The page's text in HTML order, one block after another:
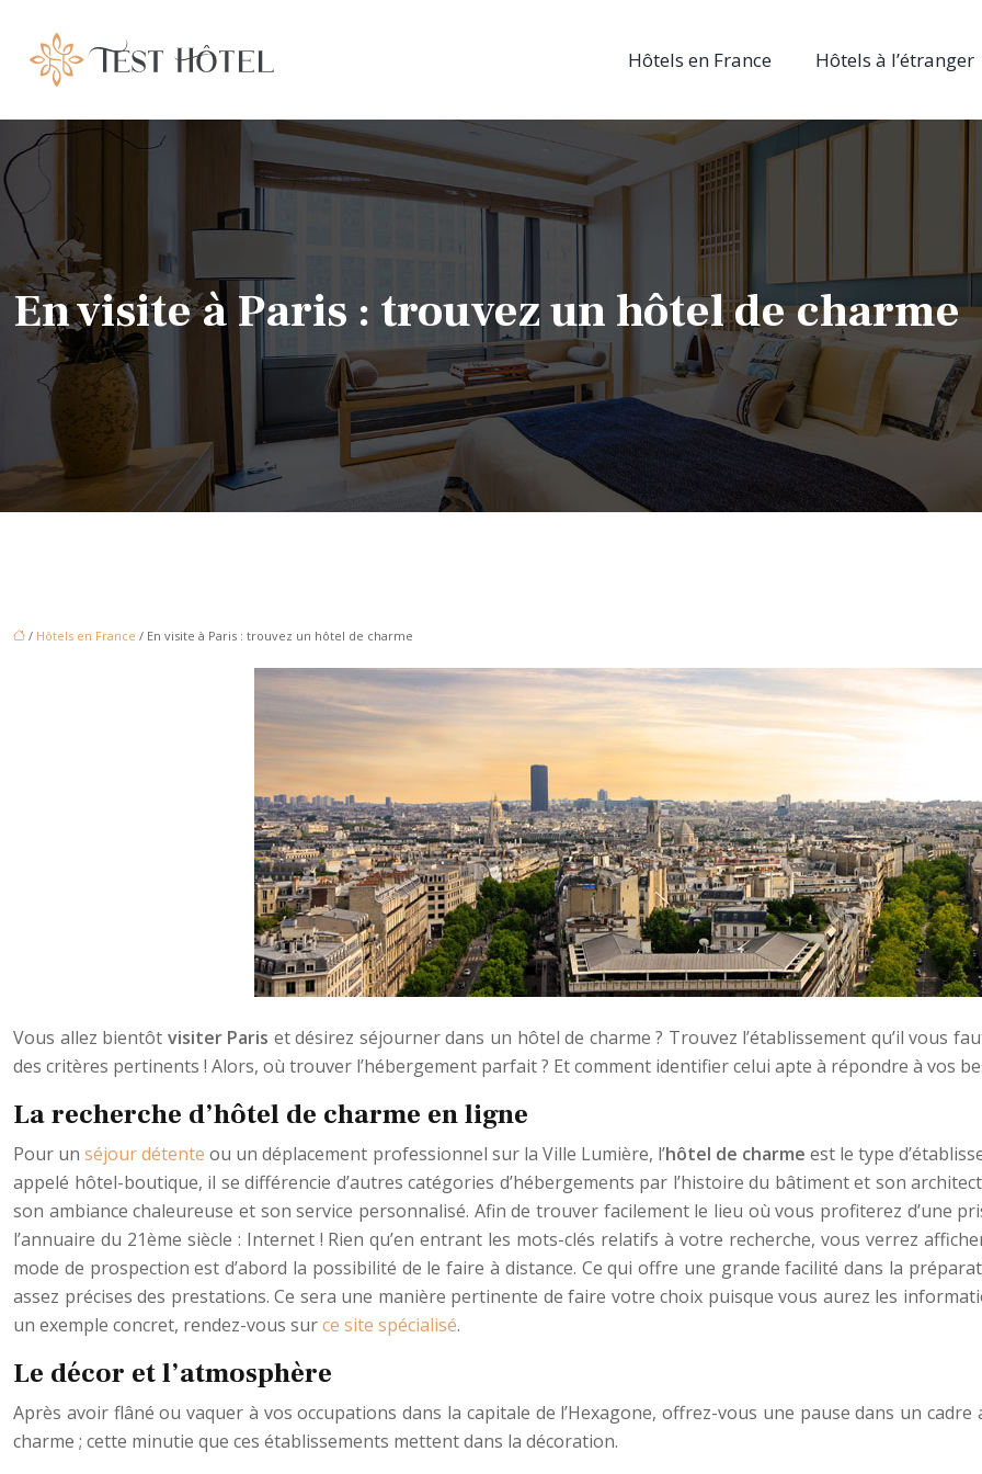
Hôtels en France Hôtels à l’étranger
En visite à Paris : trouvez un hôtel de charme
/ Hôtels en France / En visite à Paris : trouvez un hôtel de charme
Vous allez bientôt visiter Paris et désirez séjourner dans un hôtel de charme ? Trouvez l’établissement qu’il vous
des critères pertinents ! Alors, où trouver l’hébergement parfait ? Et comment identifier celui apte à répondre à vos
La recherche d’hôtel de charme en ligne
Pour unséjour détenteou un déplacement professionnel sur la Ville Lumière, l’hôtel de charme est le type
appelé hôtel-boutique, il se différencie d’autres catégories d’hébergements par l’histoire du bâtiment et son
son ambiance chaleureuse et son service personnalisé. Afin de trouver facilement le lieu où vous profiterez d’une
l’annuaire du 21ème siècle : Internet ! Rien qu’en entrant les mots-clés relatifs à votre recherche, vous verrez
mode de prospection est d’abord la possibilité de le faire à distance. Ce qui offre une grande facilité dans la
assez précises des prestations. Ce sera une manière pertinente de faire votre choix puisque vous aurez les
un exemple concret, rendez-vous surce site spécialisé.
Le décor et l’atmosphère
Après avoir flâné ou vaquer à vos occupations dans la capitale de l’Hexagone, offrez-vous une pause dans un cadre
charme ; cette minutie que ces établissements mettent dans la décoration.